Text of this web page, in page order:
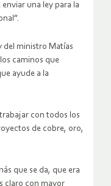
una ley para la
del ministro Matías
caminos que
ayude a la
con todos los
de cobre, oro,
que se da, que era
claro con mayor